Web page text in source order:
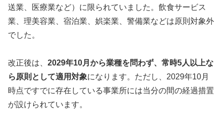
送業、医療業など）に限られていました。飲食サービス
業、理美容業、宿泊業、娯楽業、警備業などは原則対象外
でした。
改正後は、 2029年10月から業種を問わず、常時5人以上な
ら原則として適用対象になります。ただし、2029年10月
時点ですでに存在している事業所には当分の間の経過措置
が設けられています。